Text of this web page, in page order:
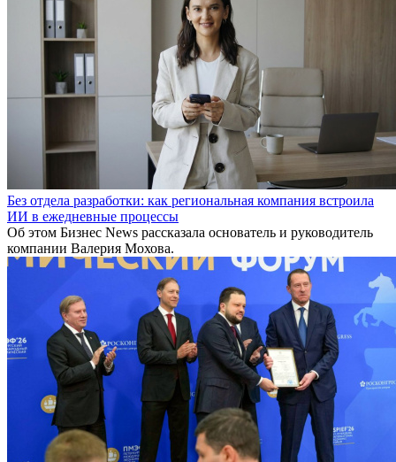
Без отдела разработки: как региональная компания встроила
ИИ в ежедневные процессы
Об этом Бизнес News рассказала основатель и руководитель
компании Валерия Мохова.